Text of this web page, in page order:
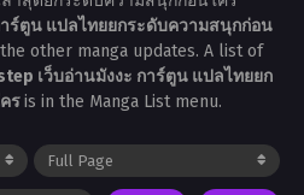
ร์ตูน แปลไทยยกระดับความสนุกก่อน
other manga updates. A list of
เว็บอ่านมังงะ การ์ตูน แปลไทยยก
รis in the Manga List menu.